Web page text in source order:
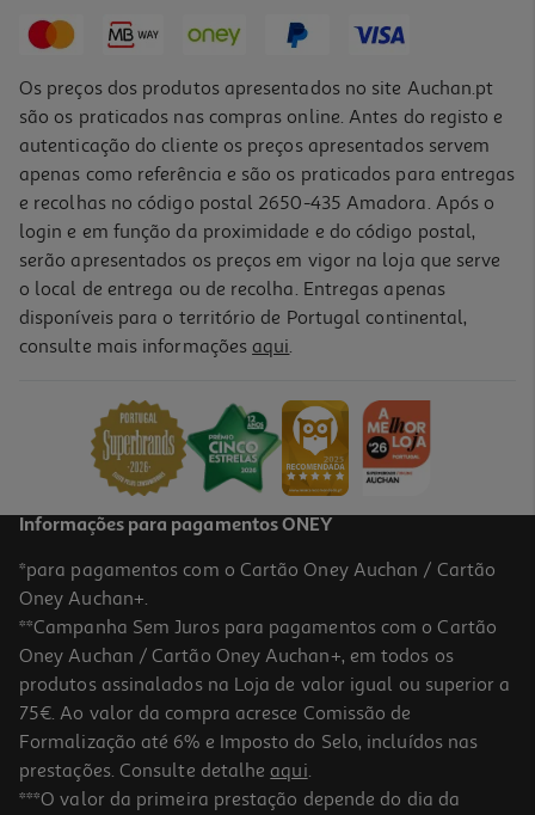
Copo Transição Dr. Brown's Macio Rosa 180ml 1un
10,29 €
Copo Transição Chicco 4m Azul 200 Ml
Os preços dos produtos apresentados no site Auchan.pt
são os praticados nas compras online. Antes do registo e
autenticação do cliente os preços apresentados servem
apenas como referência e são os praticados para entregas
e recolhas no código postal 2650-435 Amadora. Após o
login e em função da proximidade e do código postal,
serão apresentados os preços em vigor na loja que serve
o local de entrega ou de recolha. Entregas apenas
disponíveis para o território de Portugal continental,
consulte mais informações aqui.
Informações para pagamentos ONEY
*para pagamentos com o Cartão Oney Auchan / Cartão
Oney Auchan+.
**Campanha Sem Juros para pagamentos com o Cartão
Oney Auchan / Cartão Oney Auchan+, em todos os
produtos assinalados na Loja de valor igual ou superior a
75€. Ao valor da compra acresce Comissão de
Formalização até 6% e Imposto do Selo, incluídos nas
prestações. Consulte detalhe aqui.
***O valor da primeira prestação depende do dia da